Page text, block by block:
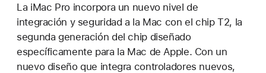
La iMac Pro incorpora un nuevo nivel de
integración y seguridad a la Mac con el chip T2, la
segunda generación del chip diseñado
específicamente para la Mac de Apple. Con un
nuevo diseño que integra controladores nuevos,